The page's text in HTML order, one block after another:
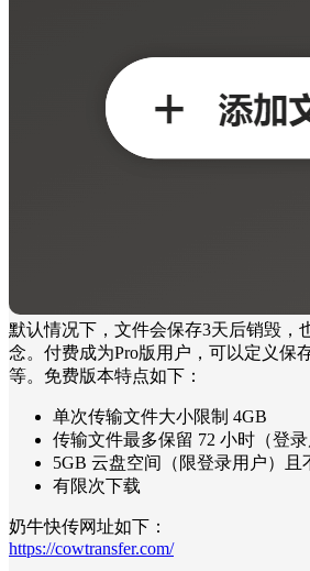
默认情况下，文件会保存3天后销毁，
念。付费成为Pro版用户，可以定义保
等。免费版本特点如下：
单次传输文件大小限制 4GB
传输文件最多保留 72 小时（登录
5GB 云盘空间（限登录用户）且
有限次下载
奶牛快传网址如下：
https://cowtransfer.com/